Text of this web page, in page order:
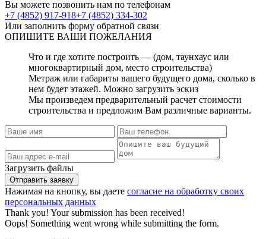
Вы можете позвонить нам по телефонам
+7 (4852) 917-918+7 (4852) 334-302
Или заполнить форму обратной связи
ОПИШИТЕ ВАШИ ПОЖЕЛАНИЯ
Что и где хотите построить — (дом, таунхаус или
многоквартирный дом, место строительства)
Метраж или габариты вашего будущего дома, сколько в
нем будет этажей. Можно загрузить эскиз
Мы произведем предварительный расчет стоимости
строительства и предложим Вам различные варианты.
Загрузить файлы
Нажимая на кнопку, вы даете согласие на обработку своих
персональных данных
Thank you! Your submission has been received!
Oops! Something went wrong while submitting the form.